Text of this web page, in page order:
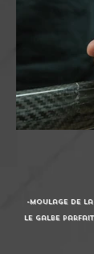
-Moulage de
le galbe